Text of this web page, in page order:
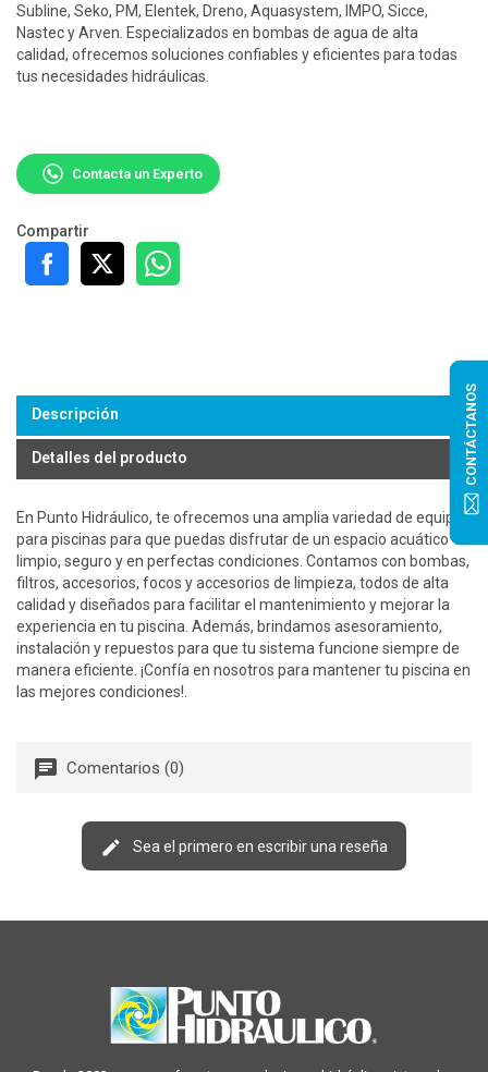
Subline, Seko, PM, Elentek, Dreno, Aquasystem, IMPO, Sicce,
Nastec y Arven. Especializados en bombas de agua de alta
calidad, ofrecemos soluciones confiables y eficientes para todas
tus necesidades hidráulicas.
Contacta un Experto
Compartir
Descripción
Detalles del producto
En Punto Hidráulico, te ofrecemos una amplia variedad de equipos
para piscinas para que puedas disfrutar de un espacio acuático
limpio, seguro y en perfectas condiciones. Contamos con bombas,
filtros, accesorios, focos y accesorios de limpieza, todos de alta
calidad y diseñados para facilitar el mantenimiento y mejorar la
experiencia en tu piscina. Además, brindamos asesoramiento,
instalación y repuestos para que tu sistema funcione siempre de
manera eficiente. ¡Confía en nosotros para mantener tu piscina en
las mejores condiciones!.
Comentarios (0)
Sea el primero en escribir una reseña
CONTÁCTANOS